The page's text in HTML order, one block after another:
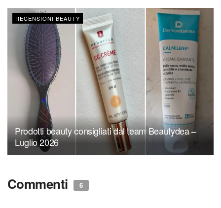
RECENSIONI BEAUTY
Prodotti beauty consigliati dal team Beautydea –
Luglio 2026
Commenti 6